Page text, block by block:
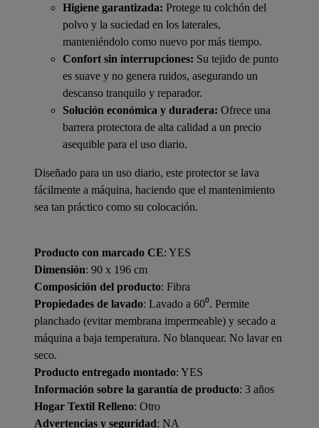
Higiene garantizada: Protege tu colchón del
polvo y la suciedad en los laterales,
manteniéndolo como nuevo por más tiempo.
Confort sin interrupciones: Su tejido de punto
es suave y no genera ruidos, asegurando un
descanso tranquilo y reparador.
Solución económica y duradera: Ofrece una
barrera protectora de alta calidad a un precio
asequible para el uso diario.
Diseñado para un uso diario, este protector se lava
fácilmente a máquina, haciendo que el mantenimiento
sea tan práctico como su colocación.
Producto con marcado CE: YES
Dimensión: 90 x 196 cm
Composición del producto: Fibra
Propiedades de lavado: Lavado a 60⁰. Permite
planchado (evitar membrana impermeable) y secado a
máquina a baja temperatura. No blanquear. No lavar en
seco.
Producto entregado montado: YES
Información sobre la garantía de producto: 3 años
Hogar Textil Relleno: Otro
Advertencias y seguridad: NA